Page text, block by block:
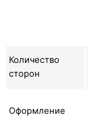
Количество
сторон
Оформление